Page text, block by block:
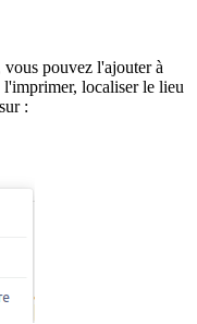
pouvez l'ajouter à
localiser le lieu
: